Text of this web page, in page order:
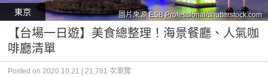
圖片來源 ESB Professional/shutterstock.com
東京
【台場一日遊】美食總整理！海景餐廳、人氣咖
啡廳清單
Posted on 2020.10.21 | 21,781 次瀏覽